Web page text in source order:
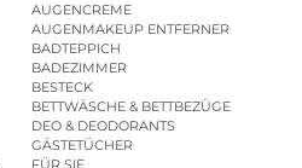
AUGENCREME
AUGENMAKEUP ENTFERNER
BADTEPPICH
BADEZIMMER
BESTECK
BETTWÄSCHE & BETTBEZÜGE
DEO & DEODORANTS
GÄSTETÜCHER